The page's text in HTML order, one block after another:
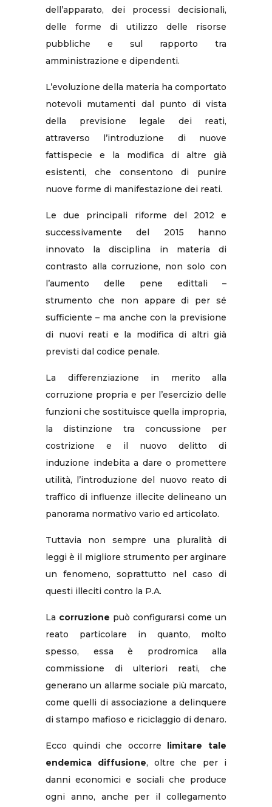
dell’apparato, dei processi decisionali,
delle forme di utilizzo delle risorse
pubbliche e sul rapporto tra
amministrazione e dipendenti.
L’evoluzione della materia ha comportato
notevoli mutamenti dal punto di vista
della previsione legale dei reati,
attraverso l’introduzione di nuove
fattispecie e la modifica di altre già
esistenti, che consentono di punire
nuove forme di manifestazione dei reati.
Le due principali riforme del 2012 e
successivamente del 2015 hanno
innovato la disciplina in materia di
contrasto alla corruzione, non solo con
l’aumento delle pene edittali –
strumento che non appare di per sé
sufficiente – ma anche con la previsione
di nuovi reati e la modifica di altri già
previsti dal codice penale.
La differenziazione in merito alla
corruzione propria e per l’esercizio delle
funzioni che sostituisce quella impropria,
la distinzione tra concussione per
costrizione e il nuovo delitto di
induzione indebita a dare o promettere
utilità, l’introduzione del nuovo reato di
traffico di influenze illecite delineano un
panorama normativo vario ed articolato.
Tuttavia non sempre una pluralità di
leggi è il migliore strumento per arginare
un fenomeno, soprattutto nel caso di
questi illeciti contro la P.A.
La corruzione può configurarsi come un
reato particolare in quanto, molto
spesso, essa è prodromica alla
commissione di ulteriori reati, che
generano un allarme sociale più marcato,
come quelli di associazione a delinquere
di stampo mafioso e riciclaggio di denaro.
Ecco quindi che occorre limitare tale
endemica diffusione, oltre che per i
danni economici e sociali che produce
ogni anno, anche per il collegamento